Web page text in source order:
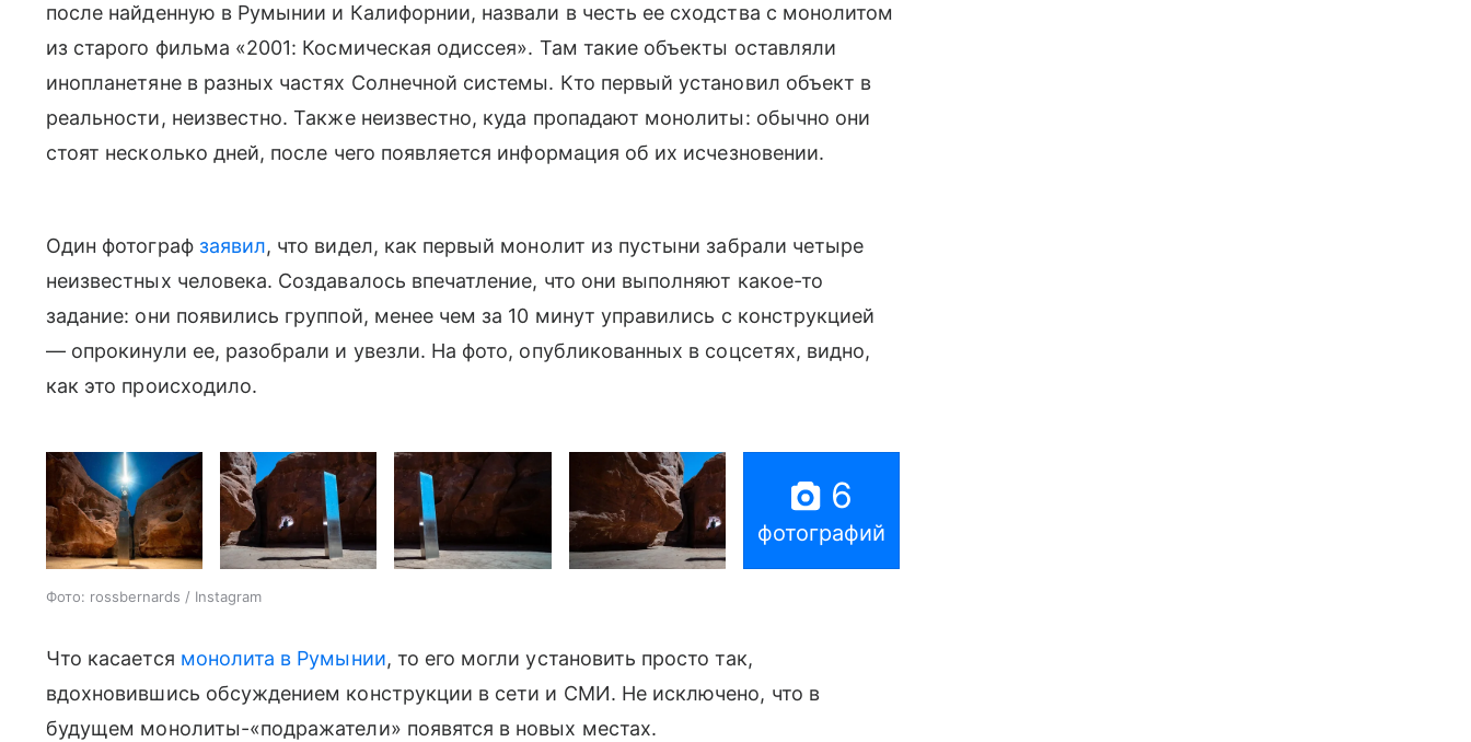
после найденную в Румынии и Калифорнии, назвали в честь ее сходства с монолитом
из старого фильма «2001: Космическая одиссея». Там такие объекты оставляли
инопланетяне в разных частях Солнечной системы. Кто первый установил объект в
реальности, неизвестно. Также неизвестно, куда пропадают монолиты: обычно они
стоят несколько дней, после чего появляется информация об их исчезновении.
Один фотограф заявил, что видел, как первый монолит из пустыни забрали четыре
неизвестных человека. Создавалось впечатление, что они выполняют какое-то
задание: они появились группой, менее чем за 10 минут управились с конструкцией
— опрокинули ее, разобрали и увезли. На фото, опубликованных в соцсетях, видно,
как это происходило.
6
фотографий
Фото: rossbernards / Instagram
Что касается монолита в Румынии, то его могли установить просто так,
вдохновившись обсуждением конструкции в сети и СМИ. Не исключено, что в
будущем монолиты-«подражатели» появятся в новых местах.